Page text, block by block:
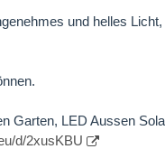
und helles
Garten, LED Aussen
d/2xusKBU